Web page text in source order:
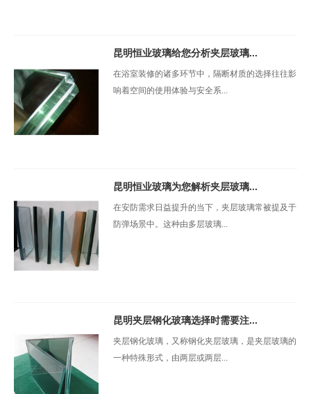
昆明恒业玻璃给您分析夹层玻璃...
在浴室装修的诸多环节中，隔断材质的选择往往影
响着空间的使用体验与安全系...
昆明恒业玻璃为您解析夹层玻璃...
在安防需求日益提升的当下，夹层玻璃常被提及于
防弹场景中。这种由多层玻璃...
昆明夹层钢化玻璃选择时需要注...
夹层钢化玻璃，又称钢化夹层玻璃，是夹层玻璃的
一种特殊形式，由两层或两层...